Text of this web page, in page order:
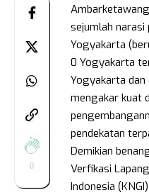
0
sejumlah narasi
Yogyakarta
0 Yogyakarta
Yogyakarta
mengakar kuat
pendekatan
Demikian
Verfikasi
Indonesia